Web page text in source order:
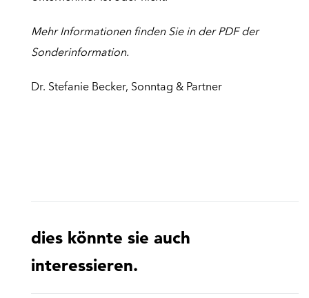
Mehr Informationen finden Sie in der PDF der
Sonderinformation.
Dr. Stefanie Becker, Sonntag & Partner
dies könnte sie auch
interessieren.